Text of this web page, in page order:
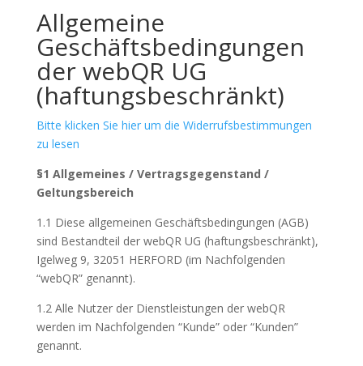
Allgemeine
Geschäftsbedingungen
der webQR UG
(haftungsbeschränkt)
Bitte klicken Sie hier um die Widerrufsbestimmungen
zu lesen
§1 Allgemeines / Vertragsgegenstand /
Geltungsbereich
1.1 Diese allgemeinen Geschäftsbedingungen (AGB)
sind Bestandteil der webQR UG (haftungsbeschränkt),
Igelweg 9, 32051 HERFORD (im Nachfolgenden
“webQR” genannt).
1.2 Alle Nutzer der Dienstleistungen der webQR
werden im Nachfolgenden “Kunde” oder “Kunden”
genannt.